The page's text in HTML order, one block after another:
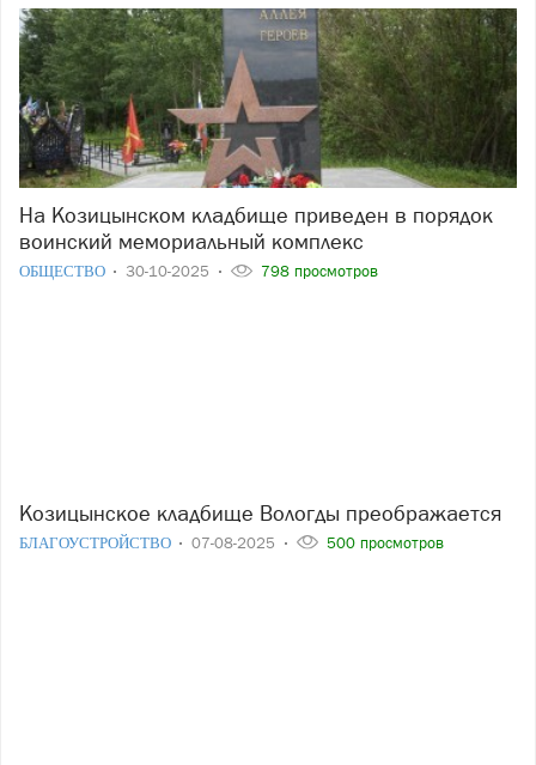
На Козицынском кладбище приведен в порядок
воинский мемориальный комплекс
ОБЩЕСТВО 30-10-2025 798 просмотров
Козицынское кладбище Вологды преображается
БЛАГОУСТРОЙСТВО 07-08-2025 500 просмотров